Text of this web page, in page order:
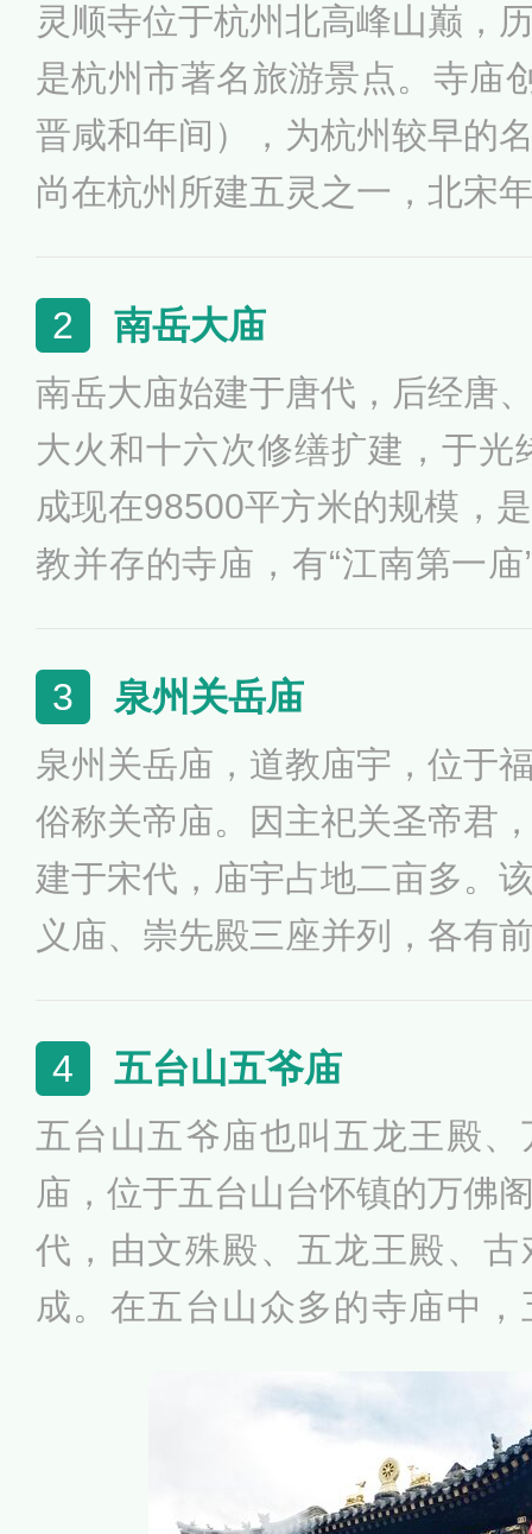
灵顺寺位于杭州北高峰山巅，
是杭州市著名旅游景点。寺庙
晋咸和年间），为杭州较早的
尚在杭州所建五灵之一，北宋
名“华光”故又称“华光庙”。
2 南岳大庙
南岳大庙始建于唐代，后经唐
大火和十六次修缮扩建，于光
成现在98500平方米的规模，
教并存的寺庙，有“江南第一庙
奎星阁、正南门、御碑亭、
（圣帝殿）、寝宫和北后门等
道观，西侧为八个佛寺。每年
行盛大规模的庙会。
3 泉州关岳庙
泉州关岳庙，道教庙宇，位于
俗称关帝庙。因主祀关圣帝君
建于宋代，庙宇占地二亩多。
义庙、崇先殿三座并列，各有
东南亚及台湾。现为泉州市
地。
4 五台山五爷庙
五台山五爷庙也叫五龙王殿
庙，位于五台山台怀镇的万佛
代，由文殊殿、五龙王殿、
成。在五台山众多的寺庙中
宇，但这里是五台山香火最旺
最大的寺庙之一，每逢初一、
络绎不绝，久之形成了祈雨、